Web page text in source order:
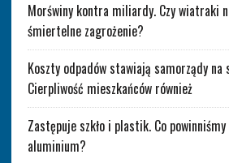
Morświny kontra miliardy. Czy wiatraki
śmiertelne zagrożenie?
Koszty odpadów stawiają samorządy na
Cierpliwość mieszkańców również
Zastępuje szkło i plastik. Co
aluminium?